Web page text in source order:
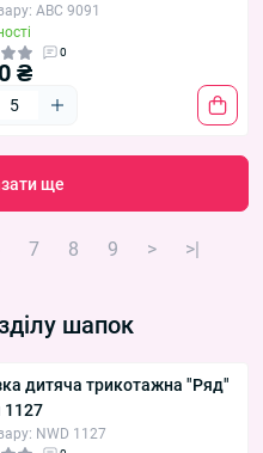
ABC 9091
0
₴
ще
7 8 9 > >|
шапок
дитяча трикотажна "Ряд"
1127
NWD 1127